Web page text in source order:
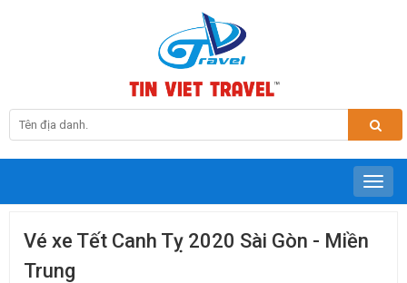
Vé xe Tết Canh Tỵ 2020 Sài Gòn - Miền
Trung